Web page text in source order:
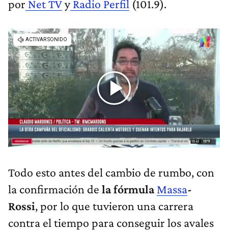
por Net TVyRadio Perfil (101.9).
Todo esto antes del cambio de rumbo, con
la confirmación de la fórmula Massa-
Rossi, por lo que tuvieron una carrera
contra el tiempo para conseguir los avales